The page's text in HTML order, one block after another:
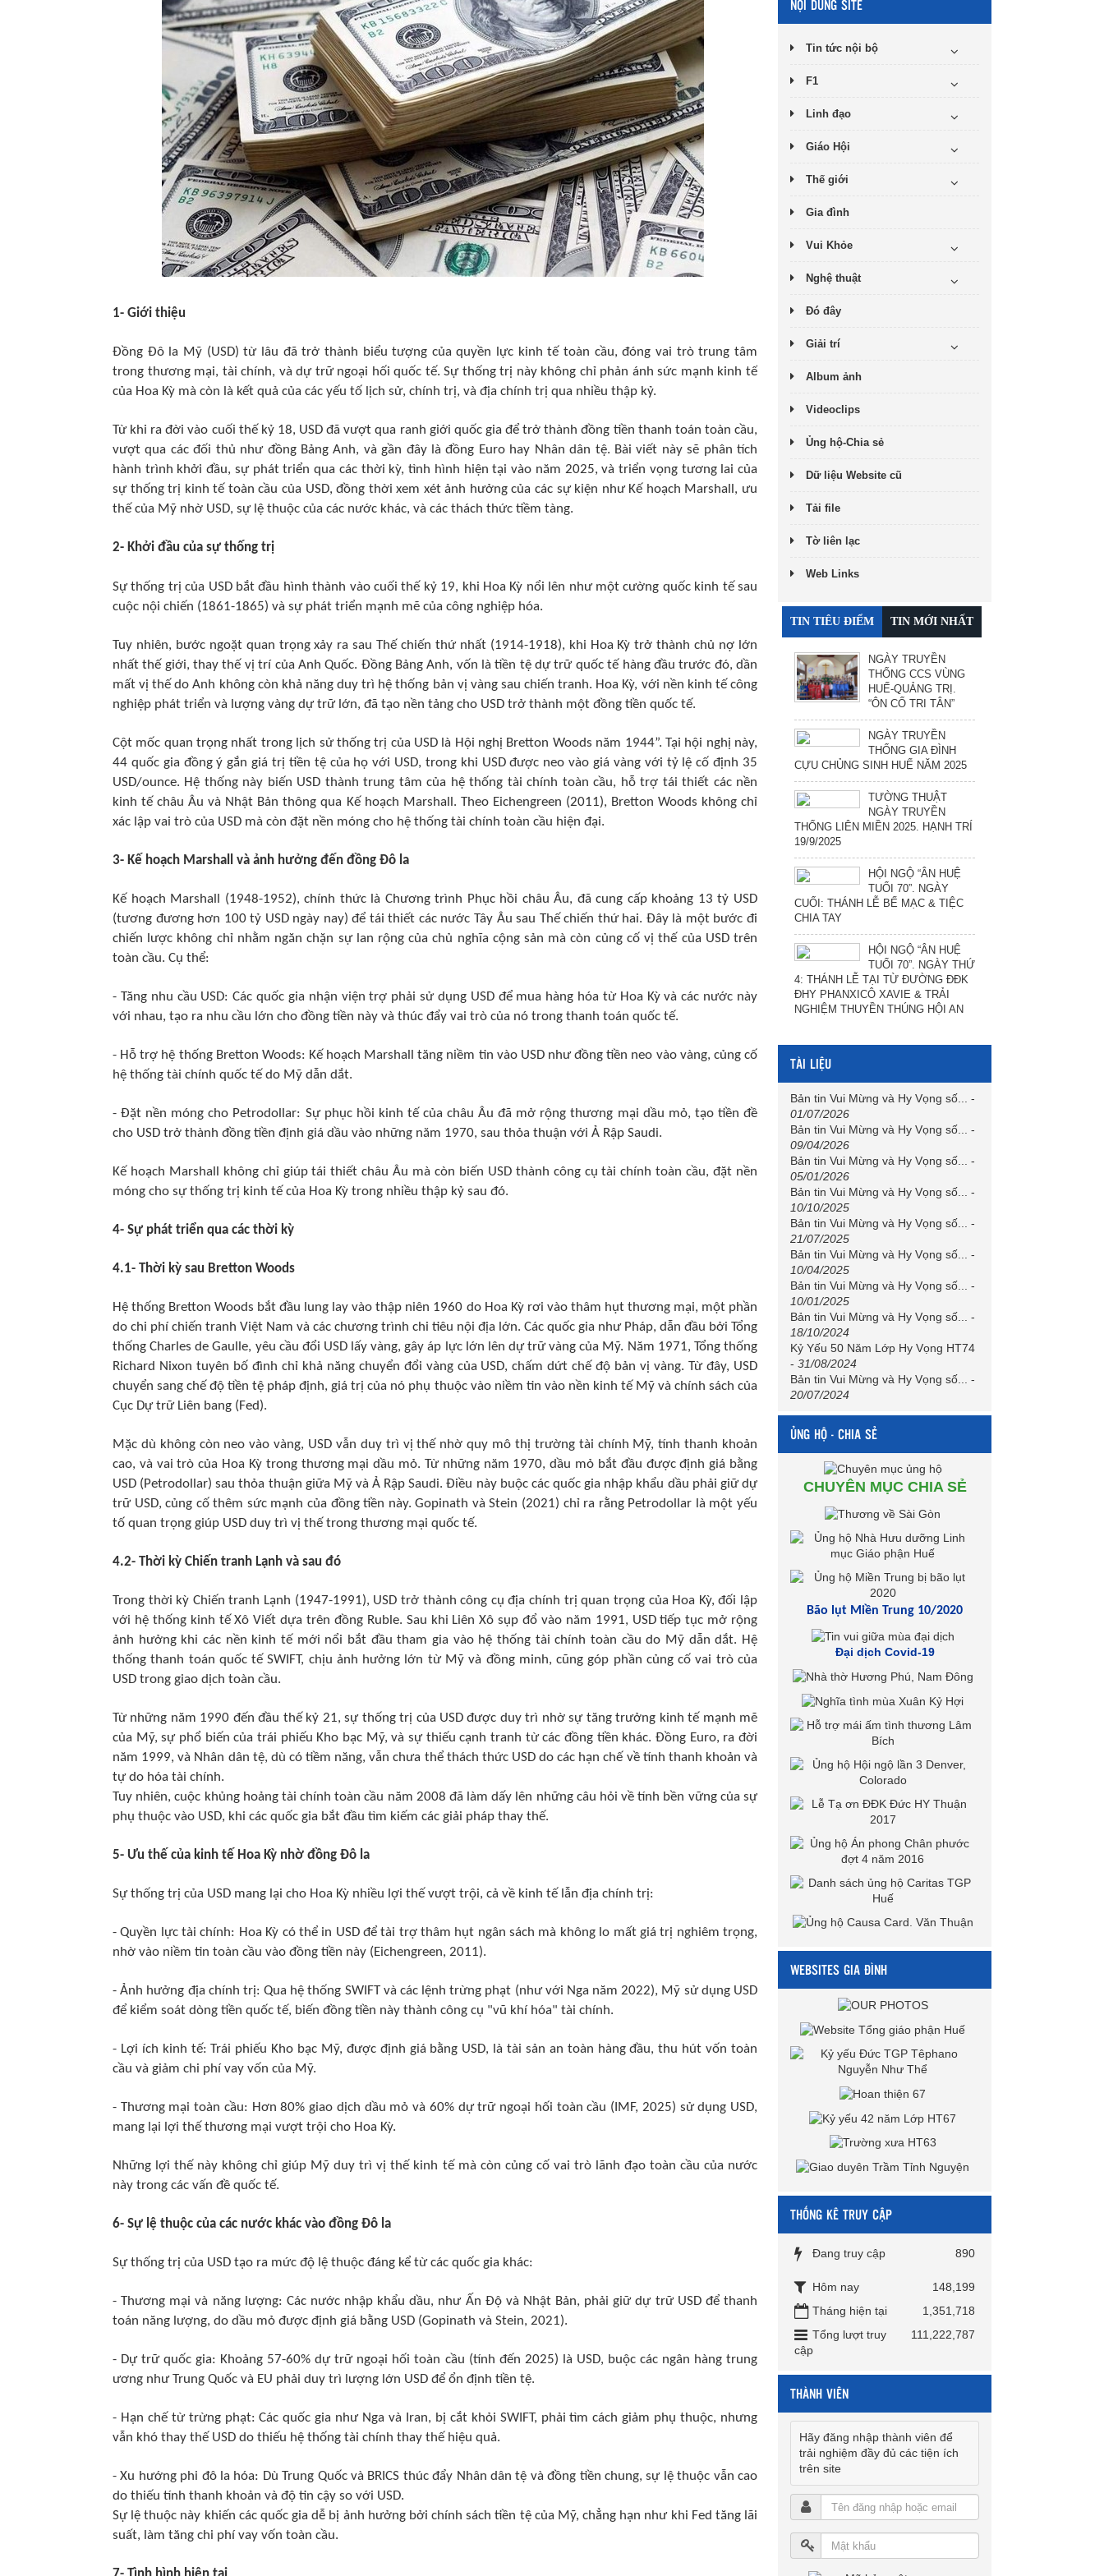
1- Giới thiệu
Đồng Đô la Mỹ (USD) từ lâu đã trở thành biểu tượng của quyền lực kinh tế toàn cầu, đóng vai trò trung tâm
trong thương mại, tài chính, và dự trữ ngoại hối quốc tế. Sự thống trị này không chỉ phản ánh sức mạnh kinh tế
của Hoa Kỳ mà còn là kết quả của các yếu tố lịch sử, chính trị, và địa chính trị qua nhiều thập kỷ.
Từ khi ra đời vào cuối thế kỷ 18, USD đã vượt qua ranh giới quốc gia để trở thành đồng tiền thanh toán toàn cầu,
vượt qua các đối thủ như đồng Bảng Anh, và gần đây là đồng Euro hay Nhân dân tệ. Bài viết này sẽ phân tích
hành trình khởi đầu, sự phát triển qua các thời kỳ, tình hình hiện tại vào năm 2025, và triển vọng tương lai của
sự thống trị kinh tế toàn cầu của USD, đồng thời xem xét ảnh hưởng của các sự kiện như Kế hoạch Marshall, ưu
thế của Mỹ nhờ USD, sự lệ thuộc của các nước khác, và các thách thức tiềm tàng.
2- Khởi đầu của sự thống trị
Sự thống trị của USD bắt đầu hình thành vào cuối thế kỷ 19, khi Hoa Kỳ nổi lên như một cường quốc kinh tế sau
cuộc nội chiến (1861-1865) và sự phát triển mạnh mẽ của công nghiệp hóa.
Tuy nhiên, bước ngoặt quan trọng xảy ra sau Thế chiến thứ nhất (1914-1918), khi Hoa Kỳ trở thành chủ nợ lớn
nhất thế giới, thay thế vị trí của Anh Quốc. Đồng Bảng Anh, vốn là tiền tệ dự trữ quốc tế hàng đầu trước đó, dần
mất vị thế do Anh không còn khả năng duy trì hệ thống bản vị vàng sau chiến tranh. Hoa Kỳ, với nền kinh tế công
nghiệp phát triển và lượng vàng dự trữ lớn, đã tạo nền tảng cho USD trở thành một đồng tiền quốc tế.
Cột mốc quan trọng nhất trong lịch sử thống trị của USD là Hội nghị Bretton Woods năm 1944”. Tại hội nghị này,
44 quốc gia đồng ý gắn giá trị tiền tệ của họ với USD, trong khi USD được neo vào giá vàng với tỷ lệ cố định 35
USD/ounce. Hệ thống này biến USD thành trung tâm của hệ thống tài chính toàn cầu, hỗ trợ tái thiết các nền
kinh tế châu Âu và Nhật Bản thông qua Kế hoạch Marshall. Theo Eichengreen (2011), Bretton Woods không chỉ
xác lập vai trò của USD mà còn đặt nền móng cho hệ thống tài chính toàn cầu hiện đại.
3- Kế hoạch Marshall và ảnh hưởng đến đồng Đô la
Kế hoạch Marshall (1948-1952), chính thức là Chương trình Phục hồi châu Âu, đã cung cấp khoảng 13 tỷ USD
(tương đương hơn 100 tỷ USD ngày nay) để tái thiết các nước Tây Âu sau Thế chiến thứ hai. Đây là một bước đi
chiến lược không chỉ nhằm ngăn chặn sự lan rộng của chủ nghĩa cộng sản mà còn củng cố vị thế của USD trên
toàn cầu. Cụ thể:
- Tăng nhu cầu USD: Các quốc gia nhận viện trợ phải sử dụng USD để mua hàng hóa từ Hoa Kỳ và các nước này
với nhau, tạo ra nhu cầu lớn cho đồng tiền này và thúc đẩy vai trò của nó trong thanh toán quốc tế.
- Hỗ trợ hệ thống Bretton Woods: Kế hoạch Marshall tăng niềm tin vào USD như đồng tiền neo vào vàng, củng cố
hệ thống tài chính quốc tế do Mỹ dẫn dắt.
- Đặt nền móng cho Petrodollar: Sự phục hồi kinh tế của châu Âu đã mở rộng thương mại dầu mỏ, tạo tiền đề
cho USD trở thành đồng tiền định giá dầu vào những năm 1970, sau thỏa thuận với Ả Rập Saudi.
Kế hoạch Marshall không chỉ giúp tái thiết châu Âu mà còn biến USD thành công cụ tài chính toàn cầu, đặt nền
móng cho sự thống trị kinh tế của Hoa Kỳ trong nhiều thập kỷ sau đó.
4- Sự phát triển qua các thời kỳ
4.1- Thời kỳ sau Bretton Woods
Hệ thống Bretton Woods bắt đầu lung lay vào thập niên 1960 do Hoa Kỳ rơi vào thâm hụt thương mại, một phần
do chi phí chiến tranh Việt Nam và các chương trình chi tiêu nội địa lớn. Các quốc gia như Pháp, dẫn đầu bởi Tổng
thống Charles de Gaulle, yêu cầu đổi USD lấy vàng, gây áp lực lớn lên dự trữ vàng của Mỹ. Năm 1971, Tổng thống
Richard Nixon tuyên bố đình chỉ khả năng chuyển đổi vàng của USD, chấm dứt chế độ bản vị vàng. Từ đây, USD
chuyển sang chế độ tiền tệ pháp định, giá trị của nó phụ thuộc vào niềm tin vào nền kinh tế Mỹ và chính sách của
Cục Dự trữ Liên bang (Fed).
Mặc dù không còn neo vào vàng, USD vẫn duy trì vị thế nhờ quy mô thị trường tài chính Mỹ, tính thanh khoản
cao, và vai trò của Hoa Kỳ trong thương mại dầu mỏ. Từ những năm 1970, dầu mỏ bắt đầu được định giá bằng
USD (Petrodollar) sau thỏa thuận giữa Mỹ và Ả Rập Saudi. Điều này buộc các quốc gia nhập khẩu dầu phải giữ dự
trữ USD, củng cố thêm sức mạnh của đồng tiền này. Gopinath và Stein (2021) chỉ ra rằng Petrodollar là một yếu
tố quan trọng giúp USD duy trì vị thế trong thương mại quốc tế.
4.2- Thời kỳ Chiến tranh Lạnh và sau đó
Trong thời kỳ Chiến tranh Lạnh (1947-1991), USD trở thành công cụ địa chính trị quan trọng của Hoa Kỳ, đối lập
với hệ thống kinh tế Xô Viết dựa trên đồng Ruble. Sau khi Liên Xô sụp đổ vào năm 1991, USD tiếp tục mở rộng
ảnh hưởng khi các nền kinh tế mới nổi bắt đầu tham gia vào hệ thống tài chính toàn cầu do Mỹ dẫn dắt. Hệ
thống thanh toán quốc tế SWIFT, chịu ảnh hưởng lớn từ Mỹ và đồng minh, cũng góp phần củng cố vai trò của
USD trong giao dịch toàn cầu.
Từ những năm 1990 đến đầu thế kỷ 21, sự thống trị của USD được duy trì nhờ sự tăng trưởng kinh tế mạnh mẽ
của Mỹ, sự phổ biến của trái phiếu Kho bạc Mỹ, và sự thiếu cạnh tranh từ các đồng tiền khác. Đồng Euro, ra đời
năm 1999, và Nhân dân tệ, dù có tiềm năng, vẫn chưa thể thách thức USD do các hạn chế về tính thanh khoản và
tự do hóa tài chính.
Tuy nhiên, cuộc khủng hoảng tài chính toàn cầu năm 2008 đã làm dấy lên những câu hỏi về tính bền vững của sự
phụ thuộc vào USD, khi các quốc gia bắt đầu tìm kiếm các giải pháp thay thế.
5- Ưu thế của kinh tế Hoa Kỳ nhờ đồng Đô la
Sự thống trị của USD mang lại cho Hoa Kỳ nhiều lợi thế vượt trội, cả về kinh tế lẫn địa chính trị:
- Quyền lực tài chính: Hoa Kỳ có thể in USD để tài trợ thâm hụt ngân sách mà không lo mất giá trị nghiêm trọng,
nhờ vào niềm tin toàn cầu vào đồng tiền này (Eichengreen, 2011).
- Ảnh hưởng địa chính trị: Qua hệ thống SWIFT và các lệnh trừng phạt (như với Nga năm 2022), Mỹ sử dụng USD
để kiểm soát dòng tiền quốc tế, biến đồng tiền này thành công cụ "vũ khí hóa" tài chính.
- Lợi ích kinh tế: Trái phiếu Kho bạc Mỹ, được định giá bằng USD, là tài sản an toàn hàng đầu, thu hút vốn toàn
cầu và giảm chi phí vay vốn của Mỹ.
- Thương mại toàn cầu: Hơn 80% giao dịch dầu mỏ và 60% dự trữ ngoại hối toàn cầu (IMF, 2025) sử dụng USD,
mang lại lợi thế thương mại vượt trội cho Hoa Kỳ.
Những lợi thế này không chỉ giúp Mỹ duy trì vị thế kinh tế mà còn củng cố vai trò lãnh đạo toàn cầu của nước
này trong các vấn đề quốc tế.
6- Sự lệ thuộc của các nước khác vào đồng Đô la
Sự thống trị của USD tạo ra mức độ lệ thuộc đáng kể từ các quốc gia khác:
- Thương mại và năng lượng: Các nước nhập khẩu dầu, như Ấn Độ và Nhật Bản, phải giữ dự trữ USD để thanh
toán năng lượng, do dầu mỏ được định giá bằng USD (Gopinath và Stein, 2021).
- Dự trữ quốc gia: Khoảng 57-60% dự trữ ngoại hối toàn cầu (tính đến 2025) là USD, buộc các ngân hàng trung
ương như Trung Quốc và EU phải duy trì lượng lớn USD để ổn định tiền tệ.
- Hạn chế từ trừng phạt: Các quốc gia như Nga và Iran, bị cắt khỏi SWIFT, phải tìm cách giảm phụ thuộc, nhưng
vẫn khó thay thế USD do thiếu hệ thống tài chính thay thế hiệu quả.
- Xu hướng phi đô la hóa: Dù Trung Quốc và BRICS thúc đẩy Nhân dân tệ và đồng tiền chung, sự lệ thuộc vẫn cao
do thiếu tính thanh khoản và độ tin cậy so với USD.
Sự lệ thuộc này khiến các quốc gia dễ bị ảnh hưởng bởi chính sách tiền tệ của Mỹ, chẳng hạn như khi Fed tăng lãi
suất, làm tăng chi phí vay vốn toàn cầu.
NỘI DUNG SITE
Tin tức nội bộ
F1
Linh đạo
Giáo Hội
Thế giới
Gia đình
Vui Khỏe
Nghệ thuật
Đó đây
Giải trí
Album ảnh
Videoclips
Ủng hộ-Chia sẻ
Dữ liệu Website cũ
Tải file
Tờ liên lạc
Web Links
TIN TIÊU ĐIỂM TIN MỚI NHẤT
NGÀY TRUYỀN
THỐNG CCS VÙNG
HUẾ-QUẢNG TRỊ.
“ÔN CỐ TRI TÂN”
NGÀY TRUYỀN
THỐNG GIA ĐÌNH
CỰU CHỦNG SINH HUẾ NĂM 2025
TƯỜNG THUẬT
NGÀY TRUYỀN
THỐNG LIÊN MIỀN 2025. HẠNH TRÍ
19/9/2025
HỘI NGỘ “ÂN HUỆ
TUỔI 70”. NGÀY
CUỐI: THÁNH LỄ BẾ MẠC & TIỆC
CHIA TAY
HỘI NGỘ “ÂN HUỆ
TUỔI 70”. NGÀY THỨ
4: THÁNH LỄ TẠI TỪ ĐƯỜNG ĐĐK
ĐHY PHANXICÔ XAVIE & TRẢI
NGHIỆM THUYỀN THÚNG HỘI AN
TÀI LIỆU
Bản tin Vui Mừng và Hy Vọng số...
-
01/07/2026
Bản tin Vui Mừng và Hy Vọng số...
-
09/04/2026
Bản tin Vui Mừng và Hy Vọng số...
-
05/01/2026
Bản tin Vui Mừng và Hy Vọng số...
-
10/10/2025
Bản tin Vui Mừng và Hy Vọng số...
-
21/07/2025
Bản tin Vui Mừng và Hy Vọng số...
-
10/04/2025
Bản tin Vui Mừng và Hy Vọng số...
-
10/01/2025
Bản tin Vui Mừng và Hy Vọng số...
-
18/10/2024
Kỷ Yếu 50 Năm Lớp Hy Vọng HT74
- 31/08/2024
Bản tin Vui Mừng và Hy Vọng số...
-
20/07/2024
ỦNG HỘ - CHIA SẺ
CHUYÊN MỤC CHIA SẺ
Bão lụt Miền Trung 10/2020
Đại dịch Covid-19
WEBSITES GIA ĐÌNH
THỐNG KÊ TRUY CẬP
Đang truy cập 890
Hôm nay
148,199
Tháng hiện tại
1,351,718
Tổng lượt truy
cập
111,222,787
THÀNH VIÊN
Hãy đăng nhập thành viên để
trải nghiệm đầy đủ các tiện ích
trên site